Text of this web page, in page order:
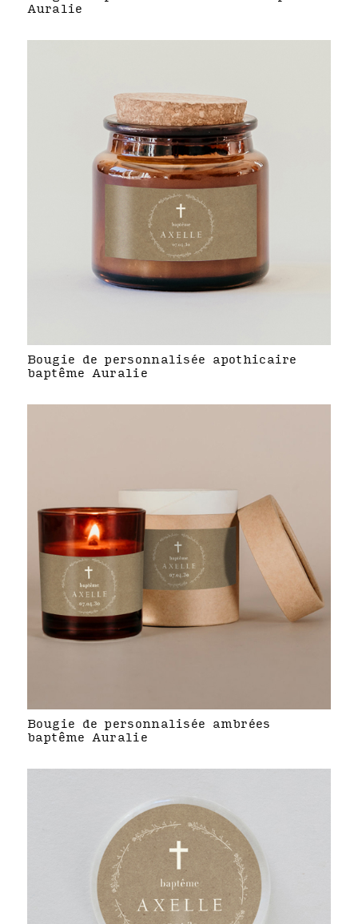
Auralie
Bougie de personnalisée apothicaire
baptême Auralie
Bougie de personnalisée ambrées
baptême Auralie